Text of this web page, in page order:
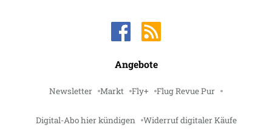
Angebote
Newsletter Markt Fly+ Flug Revue Pur
Digital-Abo hier kündigen Widerruf digitaler Käufe